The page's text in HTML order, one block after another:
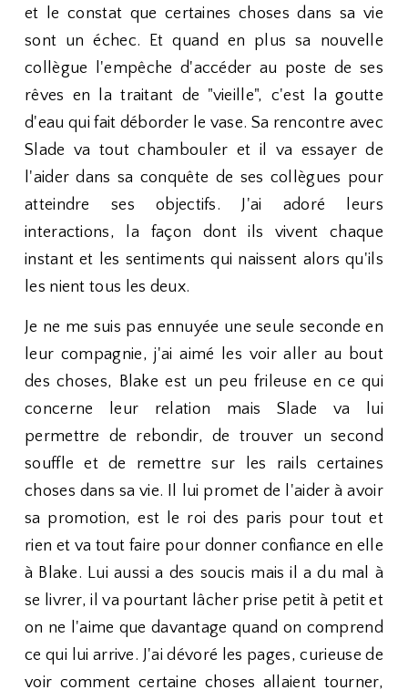
et le constat que certaines choses dans sa vie
sont un échec. Et quand en plus sa nouvelle
collègue l'empêche d'accéder au poste de ses
rêves en la traitant de "vieille", c'est la goutte
d'eau qui fait déborder le vase. Sa rencontre avec
Slade va tout chambouler et il va essayer de
l'aider dans sa conquête de ses collègues pour
atteindre ses objectifs. J'ai adoré leurs
interactions, la façon dont ils vivent chaque
instant et les sentiments qui naissent alors qu'ils
les nient tous les deux.
Je ne me suis pas ennuyée une seule seconde en
leur compagnie, j'ai aimé les voir aller au bout
des choses, Blake est un peu frileuse en ce qui
concerne leur relation mais Slade va lui
permettre de rebondir, de trouver un second
souffle et de remettre sur les rails certaines
choses dans sa vie. Il lui promet de l'aider à avoir
sa promotion, est le roi des paris pour tout et
rien et va tout faire pour donner confiance en elle
à Blake. Lui aussi a des soucis mais il a du mal à
se livrer, il va pourtant lâcher prise petit à petit et
on ne l'aime que davantage quand on comprend
ce qui lui arrive. J'ai dévoré les pages, curieuse de
voir comment certaine choses allaient tourner,